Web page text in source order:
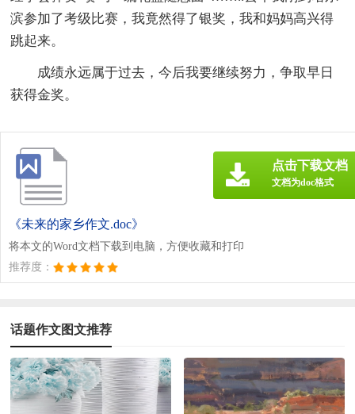
滨参加了考级比赛，我竟然得了银奖，我和妈妈高兴得
跳起来。
成绩永远属于过去，今后我要继续努力，争取早日
获得金奖。
《未来的家乡作文.doc》
将本文的Word文档下载到电脑，方便收藏和打印
推荐度：
点击下载文档
文档为doc格式
话题作文图文推荐